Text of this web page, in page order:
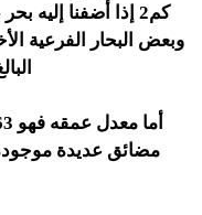
كم2 إذا أضفنا إليه
وبعض البحار الفرعية
مضائق عديدة